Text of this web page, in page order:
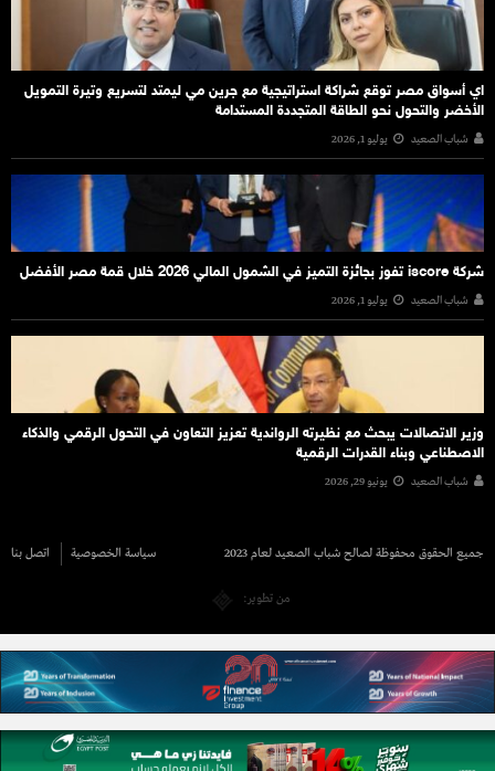
اي أسواق مصر توقع شراكة استراتيجية مع جرين مي ليمتد لتسريع وتيرة التمويل
الأخضر والتحول نحو الطاقة المتجددة المستدامة
شباب الصعيد يوليو 1, 2026
شركة iscore تفوز بجائزة التميز في الشمول المالي 2026 خلال قمة مصر الأفضل
شباب الصعيد يوليو 1, 2026
وزير الاتصالات يبحث مع نظيرته الرواندية تعزيز التعاون في التحول الرقمي والذكاء
الاصطناعي وبناء القدرات الرقمية
شباب الصعيد يونيو 29, 2026
جميع الحقوق محفوظة لصالح شباب الصعيد لعام 2023 سياسة الخصوصية اتصل بنا
من تطوير: